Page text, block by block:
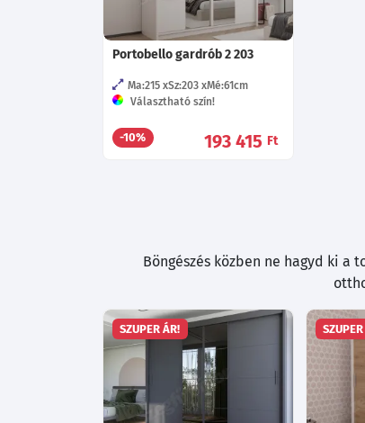
Portobello gardrób 2 203
Ma:215 Sz:203 Mé:61cm
Választható szín!
-10% 193 415 Ft
Böngészés közben ne hagyd ki
SZUPER ÁR!